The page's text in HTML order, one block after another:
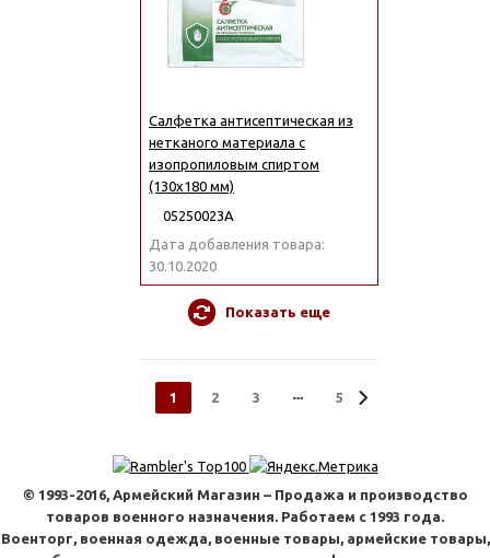
Салфетка антисептическая из
нетканого материала с
изопропиловым спиртом
(130x180 мм)
05250023А
Дата добавления товара:
30.10.2020
Показать еще
1 2 3 5
© 1993-2016, Армейский Магазин – Продажа и производство
товаров военного назначения. Работаем с 1993 года.
Военторг, военная одежда, военные товары, армейские товары,